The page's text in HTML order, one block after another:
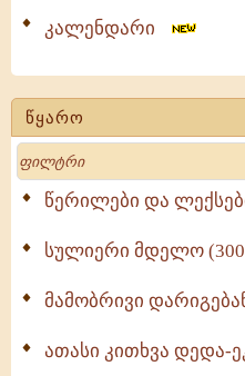
კალენდარი
წყარო
Search
წერილები და
სულიერი მდელო
მამობრივი
ათასი კითხვა დედა-